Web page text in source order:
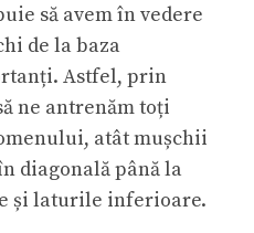
să avem în vedere
de la baza
Astfel, prin
ne antrenăm toți
atât mușchii
diagonală până la
și laturile inferioare.